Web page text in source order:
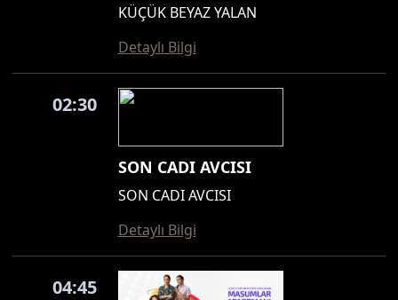
KÜÇÜK BEYAZ YALAN
Detaylı Bilgi
02:30
SON CADI AVCISI
SON CADI AVCISI
Detaylı Bilgi
04:45